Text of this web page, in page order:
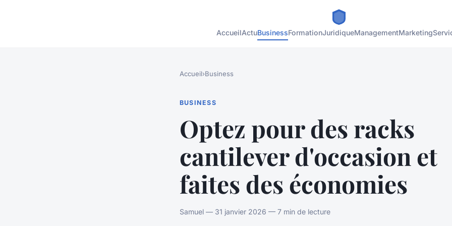
AccueilActuBusinessFormationJuridiqueManagementMarketing
Accueil›Business
BUSINESS
Optez pour des racks
cantilever d'occasion et
faites des économies
Samuel — 31 janvier 2026 — 7 min de lecture